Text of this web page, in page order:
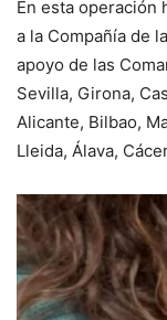
En esta operación
a la Compañía de
apoyo de las
Sevilla, Girona,
Alicante, Bilbao,
Lleida, Álava,